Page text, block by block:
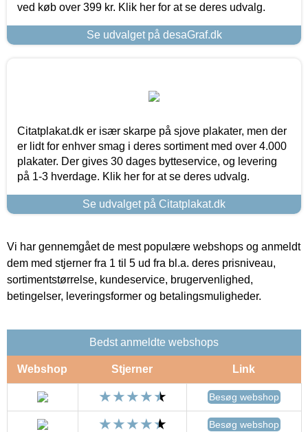
ved køb over 399 kr. Klik her for at se deres udvalg.
Se udvalget på desaGraf.dk
Citatplakat.dk er især skarpe på sjove plakater, men der
er lidt for enhver smag i deres sortiment med over 4.000
plakater. Der gives 30 dages bytteservice, og levering
på 1-3 hverdage. Klik her for at se deres udvalg.
Se udvalget på Citatplakat.dk
Vi har gennemgået de mest populære webshops og anmeldt
dem med stjerner fra 1 til 5 ud fra bl.a. deres prisniveau,
sortimentstørrelse, kundeservice, brugervenlighed,
betingelser, leveringsformer og betalingsmuligheder.
Bedst anmeldte webshops
Webshop Stjerner Link
Besøg webshop
Besøg webshop